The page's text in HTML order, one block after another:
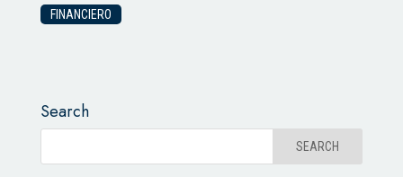
FINANCIERO
Search